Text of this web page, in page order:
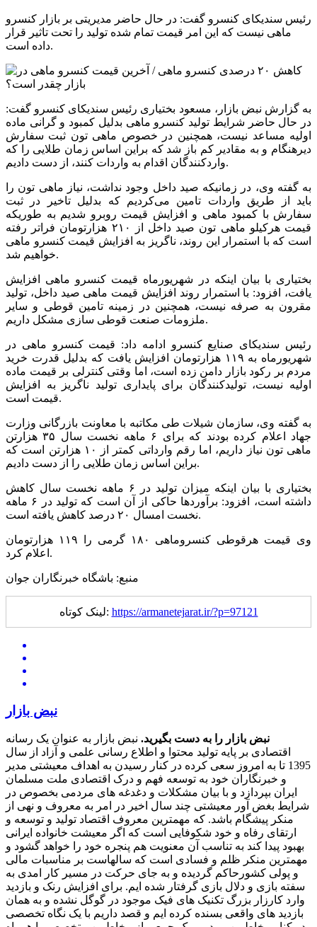
رئیس سندیکای کنسرو گفت: در حال حاضر مدیریتی بر بازار کنسرو
ماهی نیست که این امر قیمت تمام شده تولید را تحت تاثیر قرار
داده است.
به گزارش نبض بازار، مسعود بختیاری رئیس سندیکای کنسرو گفت:
در حال حاضر شرایط تولید کنسرو ماهی بدلیل کمبود و گرانی ماده
اولیه مساعد نیست، همچنین در خصوص ماهی تون ثبت سفارش
دیرهنگام و به مقادیر کم باز شد که براین اساس زمان طلایی را که
واردکنندگان اقدام به واردات کنند، از دست دادیم.
به گفته وی، در زمانیکه صید داخل وجود نداشت، نیاز ماهی تون را
باید از طریق واردات تامین می‌کردیم که بدلیل تاخیر در ثبت
سفارش با کمبود ماهی و افزایش قیمت روبرو شدیم به طوریکه
قیمت هرکیلو ماهی تون صید داخل از ۲۱۰ هزارتومان فراتر رفته
است که با استمرار این روند، ناگریز به افزایش قیمت کنسرو ماهی
خواهیم شد.
بختیاری با بیان اینکه در شهریورماه قیمت کنسرو ماهی افزایش
یافت، افزود: با استمرار روند افزایش قیمت ماهی صید داخل، تولید
مقرون به صرفه نیست، همچنین در زمینه تامین قوطی و سایر
ملزومات صنعت قوطی سازی مشکل داریم.
رئیس سندیکای صنایع کنسرو ادامه داد: قیمت کنسرو ماهی در
شهریورماه به ۱۱۹ هزارتومان افزایش یافت که بدلیل قدرت خرید
مردم بر رکود بازار دامن زده است، اما وقتی کنترلی بر قیمت ماده
اولیه نیست، تولیدکنندگان برای پایداری تولید ناگریز به افزایش
قیمت است.
به گفته وی، سازمان شیلات طی مکاتبه با معاونت بازرگانی وزارت
جهاد اعلام کرده بودند که برای ۶ ماهه نخست سال ۳۵ هزارتن
ماهی تون نیاز داریم، اما رقم وارداتی کمتر از ۱۰ هزارتن است که
براین اساس زمان طلایی را از دست دادیم.
بختیاری با بیان اینکه میزان تولید در ۶ ماهه نخست سال کاهش
داشته است، افزود: برآوردها حاکی از آن است که تولید در ۶ ماهه
نخست امسال ۲۰ درصد کاهش یافته است.
وی قیمت هرقوطی کنسروماهی ۱۸۰ گرمی را ۱۱۹ هزارتومان
اعلام کرد.
منبع: باشگاه خبرنگاران جوان
لینک کوتاه: https://armanetejarat.ir/?p=97121
نبض بازار
نبض بازار را به دست بگیرید. نبض بازار به عنوان یک رسانه
اقتصادی بر پایه تولید محتوا و اطلاع رسانی علمی و آزاد از سال
1395 تا به امروز سعی کرده در کنار رسیدن به اهداف معیشتی مدیر
و خبرنگاران خود به توسعه فهم و درک اقتصادی ملت مسلمان
ایران بپردازد و با بیان مشکلات و دغدغه های مردمی بخصوص در
شرایط بغض آور معیشتی چند سال اخیر در امر به معروف و نهی از
منکر پیشگام باشد. که مهمترین معروف اقتصاد تولید و توسعه و
ارتقای رفاه و خود شکوفایی است که اگر معیشت خانواده ایرانی
بهبود پیدا کند به تناسب آن معنویت هم پنجره خود را خواهد گشود و
مهمترین منکر ظلم و فسادی است که سالهاست بر مناسبات مالی
و پولی کشورحاکم گردیده و به جای حرکت در مسیر کار امدی به
سفته بازی و دلال بازی گرفتار شده ایم. برای افزایش رنک و بازدید
وارد کارزار بزرگ تکنیک های فیک موجود در گوگل نشده و به همان
بازدید های واقعی بسنده کرده ایم و قصد داریم با یک نگاه تخصصی